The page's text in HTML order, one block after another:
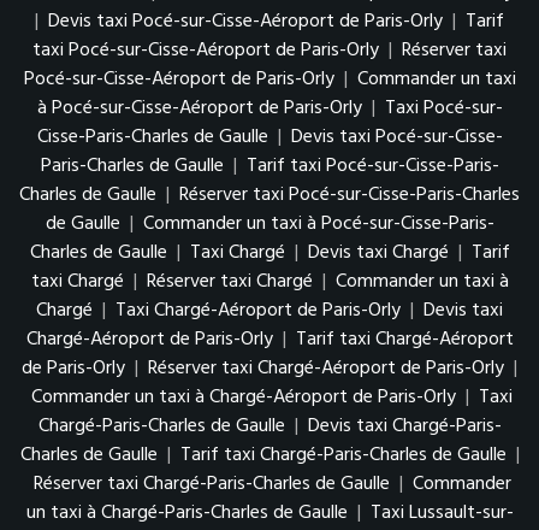
| Devis taxi Pocé-sur-Cisse-Aéroport de Paris-Orly | Tarif
taxi Pocé-sur-Cisse-Aéroport de Paris-Orly | Réserver taxi
Pocé-sur-Cisse-Aéroport de Paris-Orly | Commander un taxi
à Pocé-sur-Cisse-Aéroport de Paris-Orly | Taxi Pocé-sur-
Cisse-Paris-Charles de Gaulle | Devis taxi Pocé-sur-Cisse-
Paris-Charles de Gaulle | Tarif taxi Pocé-sur-Cisse-Paris-
Charles de Gaulle | Réserver taxi Pocé-sur-Cisse-Paris-Charles
de Gaulle | Commander un taxi à Pocé-sur-Cisse-Paris-
Charles de Gaulle | Taxi Chargé | Devis taxi Chargé | Tarif
taxi Chargé | Réserver taxi Chargé | Commander un taxi à
Chargé | Taxi Chargé-Aéroport de Paris-Orly | Devis taxi
Chargé-Aéroport de Paris-Orly | Tarif taxi Chargé-Aéroport
de Paris-Orly | Réserver taxi Chargé-Aéroport de Paris-Orly |
Commander un taxi à Chargé-Aéroport de Paris-Orly | Taxi
Chargé-Paris-Charles de Gaulle | Devis taxi Chargé-Paris-
Charles de Gaulle | Tarif taxi Chargé-Paris-Charles de Gaulle |
Réserver taxi Chargé-Paris-Charles de Gaulle | Commander
un taxi à Chargé-Paris-Charles de Gaulle | Taxi Lussault-sur-